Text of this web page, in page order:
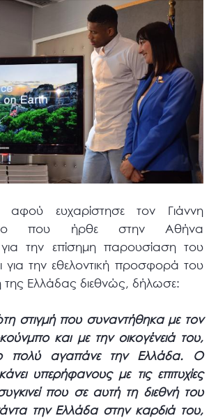
ευχαρίστησε τον Γιάννη
που ήρθε στην Αθήνα
για την επίσημη παρουσίαση του
για την εθελοντική προσφορά του
Ελλάδας διεθνώς, δήλωσε:
στιγμή που συναντήθηκα με τον
και με την οικογένειά του,
πολύ αγαπάνε την Ελλάδα. Ο
υπερήφανους με τις επιτυχίες
που σε αυτή τη διεθνή του
την Ελλάδα στην καρδιά του,